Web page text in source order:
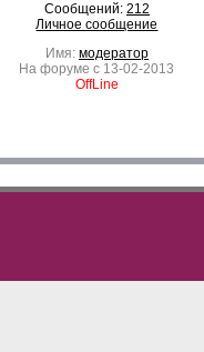
Сообщений: 212
Личное сообщение
Имя: модератор
На форуме с 13-02-2013
OffLine